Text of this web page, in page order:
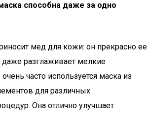
способна даже за одно
мед для кожи: он прекрасно ее
даже разглаживает мелкие
часто используется маска из
для различных
Она отлично улучшает